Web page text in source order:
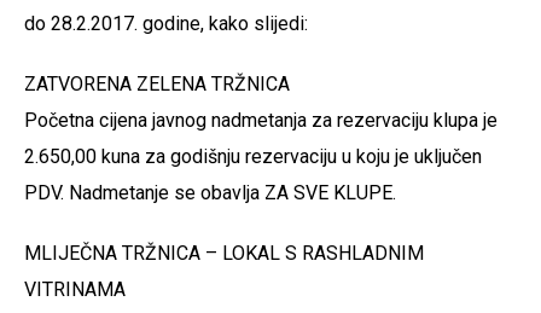
do 28.2.2017. godine, kako slijedi:
ZATVORENA ZELENA TRŽNICA
Početna cijena javnog nadmetanja za rezervaciju klupa je
2.650,00 kuna za godišnju rezervaciju u koju je uključen
PDV. Nadmetanje se obavlja ZA SVE KLUPE.
MLIJEČNA TRŽNICA – LOKAL S RASHLADNIM
VITRINAMA